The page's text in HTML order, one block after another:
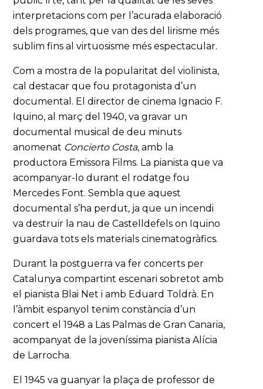
interpretacions com per l’acurada elaboració
dels programes, que van des del lirisme més
sublim fins al virtuosisme més espectacular.
Com a mostra de la popularitat del violinista,
cal destacar que fou protagonista d’un
documental. El director de cinema Ignacio F.
Iquino, al març del 1940, va gravar un
documental musical de deu minuts
anomenat Concierto Costa, amb la
productora Emissora Films. La pianista que va
acompanyar-lo durant el rodatge fou
Mercedes Font. Sembla que aquest
documental s’ha perdut, ja que un incendi
va destruir la nau de Castelldefels on Iquino
guardava tots els materials cinematogràfics.
Durant la postguerra va fer concerts per
Catalunya compartint escenari sobretot amb
el pianista Blai Net i amb Eduard Toldrà. En
l’àmbit espanyol tenim constància d’un
concert el 1948 a Las Palmas de Gran Canaria,
acompanyat de la joveníssima pianista Alícia
de Larrocha.
El 1945 va guanyar la plaça de professor de